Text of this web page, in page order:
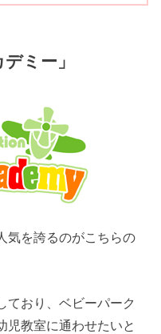
ミー」
気を誇るのがこちらの
ており、ベビーパーク
児教室に通わせたいと